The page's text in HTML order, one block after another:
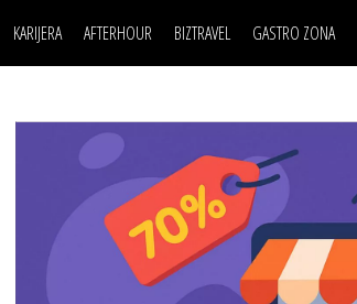
KARIJERA
LJUDI (HR)
MOJ UGAO
USAVRŠAVANJE
KNOW-HOW
AFTERHOUR
KNJIGE
AUTO SVET
STIL
WELLBEING
BIZTRAVEL GASTRO ZONA
POSAO
MOJ UGAO
USAVRŠAVANJE
KNOW-HOW
FILM I SCENA
AUTO SVET
STIL
WELLBEING